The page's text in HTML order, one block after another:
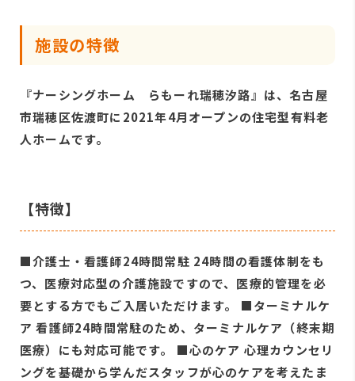
施設の特徴
『ナーシングホーム らもーれ瑞穂汐路』は、名古屋
市瑞穂区佐渡町に2021年4月オープンの住宅型有料老
人ホームです。
【特徴】
■介護士・看護師24時間常駐 24時間の看護体制をも
つ、医療対応型の介護施設ですので、医療的管理を必
要とする方でもご入居いただけます。 ■ターミナルケ
ア 看護師24時間常駐のため、ターミナルケア（終末期
医療）にも対応可能です。 ■心のケア 心理カウンセリ
ングを基礎から学んだスタッフが心のケアを考えたま